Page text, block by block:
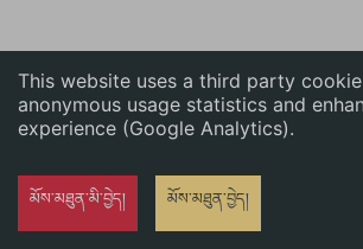
This website uses a third party
anonymous usage statistics and
experience (Google Analytics).
མོས་མཐུན་མི་བྱེད། མོས་མཐུན་བྱེད།